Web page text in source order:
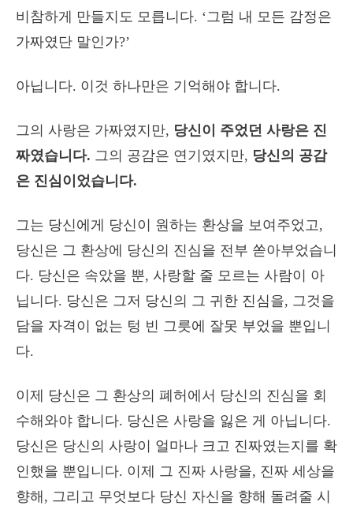
비참하게 만들지도 모릅니다. ‘그럼 내 모든 감정은
가짜였단 말인가?’
아닙니다. 이것 하나만은 기억해야 합니다.
그의 사랑은 가짜였지만, 당신이 주었던 사랑은 진
짜였습니다. 그의 공감은 연기였지만, 당신의 공감
은 진심이었습니다.
그는 당신에게 당신이 원하는 환상을 보여주었고,
당신은 그 환상에 당신의 진심을 전부 쏟아부었습니
다. 당신은 속았을 뿐, 사랑할 줄 모르는 사람이 아
닙니다. 당신은 그저 당신의 그 귀한 진심을, 그것을
담을 자격이 없는 텅 빈 그릇에 잘못 부었을 뿐입니
다.
이제 당신은 그 환상의 폐허에서 당신의 진심을 회
수해와야 합니다. 당신은 사랑을 잃은 게 아닙니다.
당신은 당신의 사랑이 얼마나 크고 진짜였는지를 확
인했을 뿐입니다. 이제 그 진짜 사랑을, 진짜 세상을
향해, 그리고 무엇보다 당신 자신을 향해 돌려줄 시